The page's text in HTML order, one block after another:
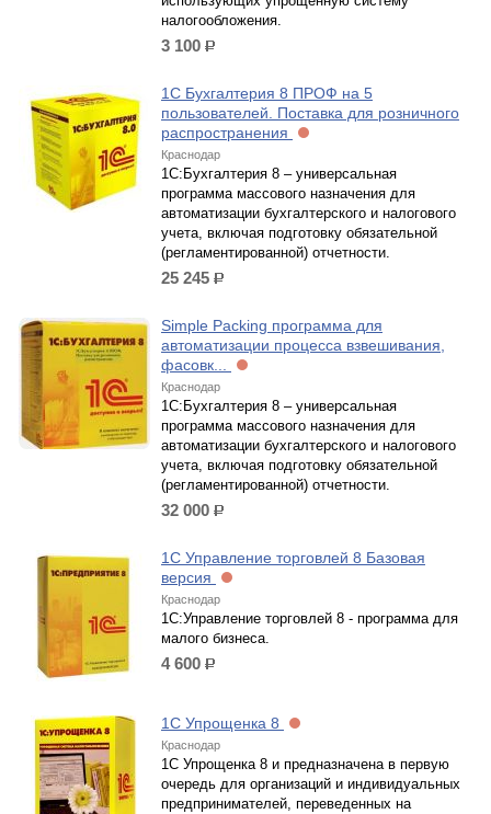
налогообложения.
3 100 р.
1С Бухгалтерия 8 ПРОФ на 5
пользователей. Поставка для розничного
распространения
Краснодар
1C:Бухгалтерия 8 – универсальная
программа массового назначения для
автоматизации бухгалтерского и налогового
учета, включая подготовку обязательной
(регламентированной) отчетности.
25 245 р.
Simple Packing программа для
автоматизации процесса взвешивания,
фасовк...
Краснодар
1C:Бухгалтерия 8 – универсальная
программа массового назначения для
автоматизации бухгалтерского и налогового
учета, включая подготовку обязательной
(регламентированной) отчетности.
32 000 р.
1С Управление торговлей 8 Базовая
версия
Краснодар
1С:Управление торговлей 8 - программа для
малого бизнеса.
4 600 р.
1С Упрощенка 8
Краснодар
1С Упрощенка 8 и предназначена в первую
очередь для организаций и индивидуальных
предпринимателей, переведенных на